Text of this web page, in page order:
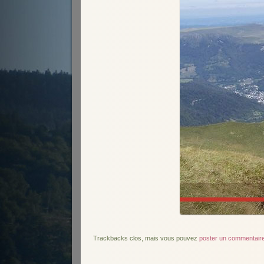
Trackbacks clos, mais vous pouvez poster un